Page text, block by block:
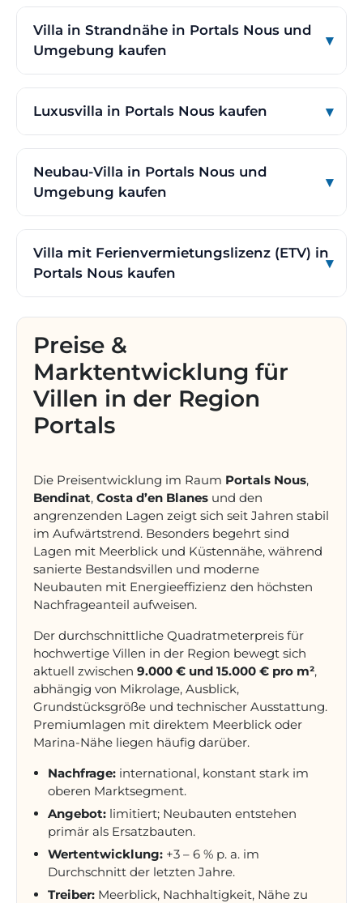
Villa in Strandnähe in Portals Nous und
Umgebung kaufen
Luxusvilla in Portals Nous kaufen
Neubau-Villa in Portals Nous und
Umgebung kaufen
Villa mit Ferienvermietungslizenz (ETV) in
Portals Nous kaufen
Preise &
Marktentwicklung für
Villen in der Region
Portals
Die Preisentwicklung im Raum Portals Nous,
Bendinat, Costa d’en Blanes und den
angrenzenden Lagen zeigt sich seit Jahren stabil
im Aufwärtstrend. Besonders begehrt sind
Lagen mit Meerblick und Küstennähe, während
sanierte Bestandsvillen und moderne
Neubauten mit Energieeffizienz den höchsten
Nachfrageanteil aufweisen.
Der durchschnittliche Quadratmeterpreis für
hochwertige Villen in der Region bewegt sich
aktuell zwischen 9.000 € und 15.000 € pro m²,
abhängig von Mikrolage, Ausblick,
Grundstücksgröße und technischer Ausstattung.
Premiumlagen mit direktem Meerblick oder
Marina-Nähe liegen häufig darüber.
Nachfrage: international, konstant stark im
oberen Marktsegment.
Angebot: limitiert; Neubauten entstehen
primär als Ersatzbauten.
Wertentwicklung: +3 – 6 % p. a. im
Durchschnitt der letzten Jahre.
Treiber: Meerblick, Nachhaltigkeit, Nähe zu